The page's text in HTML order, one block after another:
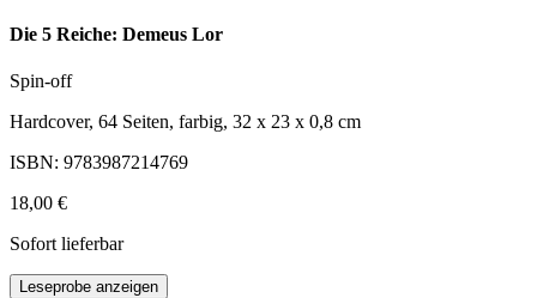
Die 5 Reiche: Demeus Lor
Spin-off
Hardcover, 64 Seiten, farbig, 32 x 23 x 0,8 cm
ISBN: 9783987214769
18,00 €
Sofort lieferbar
Leseprobe anzeigen